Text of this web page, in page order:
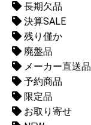
長期欠品
決算SALE
残り僅か
廃盤品
メーカー直送品
予約商品
限定品
お取り寄せ